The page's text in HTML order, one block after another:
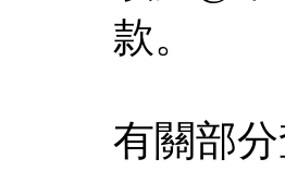
款。
有關部